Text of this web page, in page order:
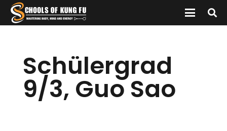
Schülergrad
9/3, Guo Sao